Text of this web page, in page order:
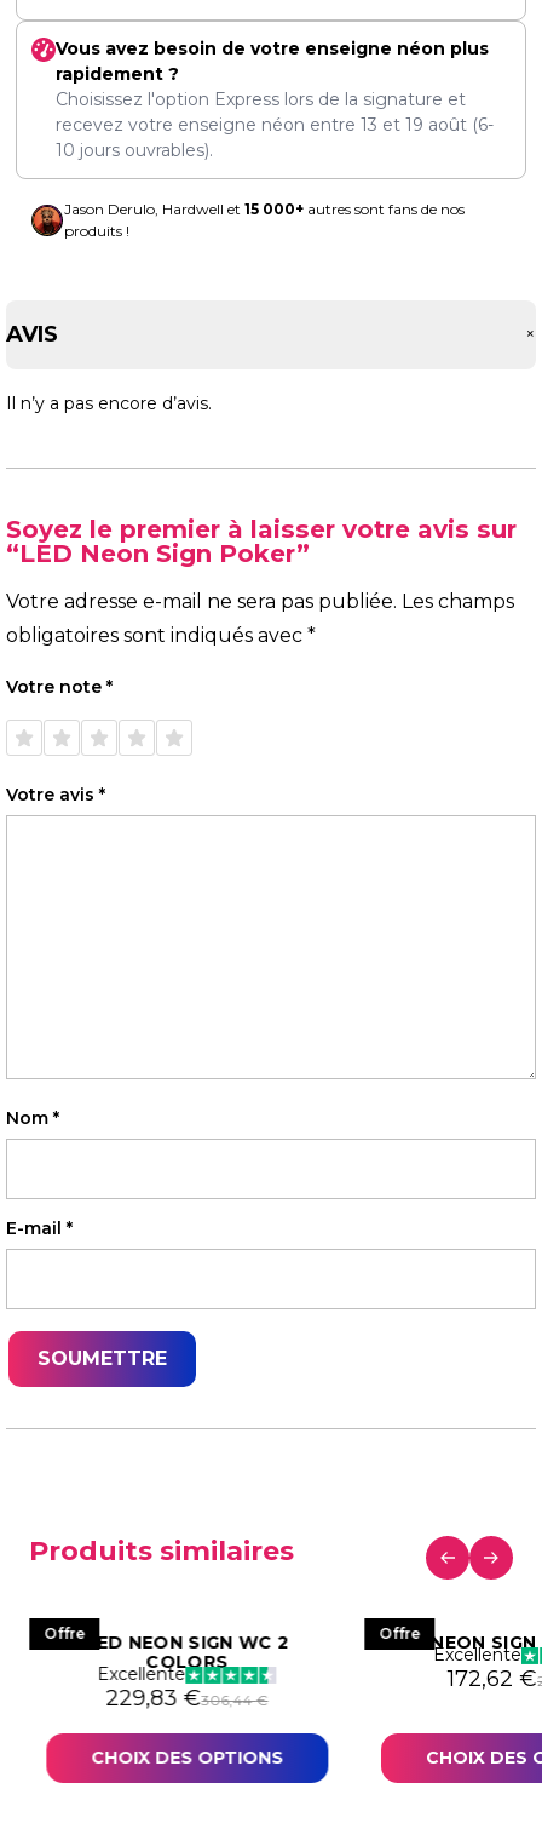
Vous avez besoin de votre enseigne néon plus
rapidement ?
Choisissez l'option Express lors de la signature et
recevez votre enseigne néon entre 13 et 19 août (6-
10 jours ouvrables).
Jason Derulo, Hardwell et 15 000+ autres sont fans de nos
produits !
AVIS +
Il n’y a pas encore d’avis.
Soyez le premier à laisser votre avis sur
“LED Neon Sign Poker”
Votre adresse e-mail ne sera pas publiée. Les champs
obligatoires sont indiqués avec *
Votre note *
1 étoile
sur 5
2 étoiles
sur 5
3 étoiles
sur 5
4 étoiles
sur 5
5 étoiles
sur 5
Votre avis *
Nom *
E-mail *
Produits similaires
OffreLED NEON SIGN WC 2
COLORS
Excellente
306,44€
Le prix initial était : 306,44 €.
229,83 €
Le prix actuel est : 229,83 €.
CHOIX DES OPTIONS
Offre
LED NEON
Excellente
Le prix
172,62€
Le prix
CHOIX DES